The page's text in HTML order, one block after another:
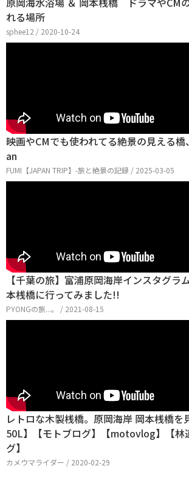
れる場所
sphee12 / 2020-10-24
映画やCMでも使われてる絶景の見える
an
FUMI【JAPAN TRIP】-旅と絶景の記録 / 2025-03-05
【千葉の旅】富浦原岡海岸インスタグラ
本桟橋に行ってみました!!
PYONGの旅...。 / 2021-08-15
レトロな木製桟橋。原岡海岸 岡本桟橋を
50L】【モトブログ】【motovlog】【林
グ】
カメウマライダー / 2020-02-29